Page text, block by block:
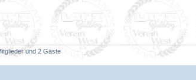
und 2 Gäste